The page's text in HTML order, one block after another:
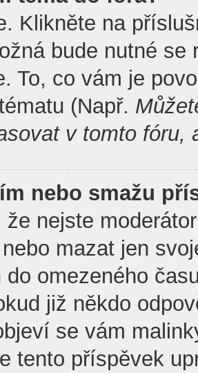
Klikněte na
bude nutné se
To, co vám je
(Např.
v tomto fóru,
nebo smažu
nejste
mazat jen
do omezeného
již někdo
se vám
tento příspěvek